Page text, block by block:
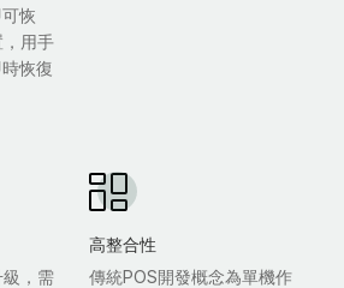
恢
用手
恢復
，需
高整合性
傳統POS開發概念為單機作